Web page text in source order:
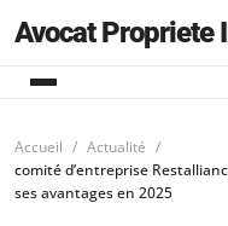
Avocat Propriete
Accueil
Actualité
comité d’entreprise
ses avantages en 2025